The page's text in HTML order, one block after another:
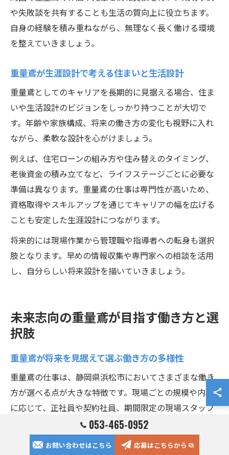
や失敗談を共有することも生活の質向上に役立ちます。
自身の経験を積み重ねながら、無理なく長く働ける環境
を整えていきましょう。
重量鳶が生涯設計で考える住まいと生活設計
重量鳶としてのキャリアを長期的に見据える場合、住ま
いや生活設計のビジョンをしっかり持つことが大切で
す。年齢や家族構成、将来の働き方の変化も視野に入れ
ながら、柔軟な設計を心がけましょう。
例えば、住宅ローンの組み方や住み替えのタイミング、
老後資金の積み立てなど、ライフステージごとに必要な
準備は異なります。重量鳶の仕事は専門性が高いため、
資格取得やスキルアップを通じてキャリアの幅を広げる
ことも安定した生涯設計につながります。
将来的には現場作業から管理職や指導者への転身も選択
肢となります。早めの情報収集や専門家への相談を活用
し、自分らしい将来設計を描いていきましょう。
未来志向の重量鳶が目指す働き方と選
択肢
重量鳶が将来を見据えて選ぶ働き方の多様性
重量鳶の仕事は、静岡県浜松市においてさまざまな働き
方が選べる点が大きな特徴です。現場ごとの規模や内容
に応じて、正社員や契約社員、期間限定の現場スタッフ
など多様な雇用形態が存在しています。これにより、ラ
イフスタイルや将来設計に合わせて働き方を柔軟に選択
053-465-0952
お問い合わせはこちら 応募はこちらから